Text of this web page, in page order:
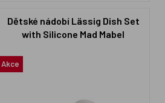
Dětské nádobí Lässig Dish Set
with Silicone Mad Mabel
Akce